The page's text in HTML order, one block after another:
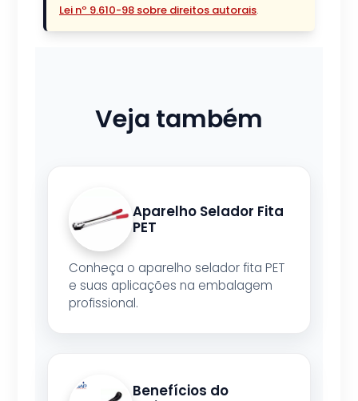
Lei nº 9.610-98 sobre direitos autorais.
Veja também
Aparelho Selador Fita
PET
Conheça o aparelho selador fita PET
e suas aplicações na embalagem
profissional.
Benefícios do